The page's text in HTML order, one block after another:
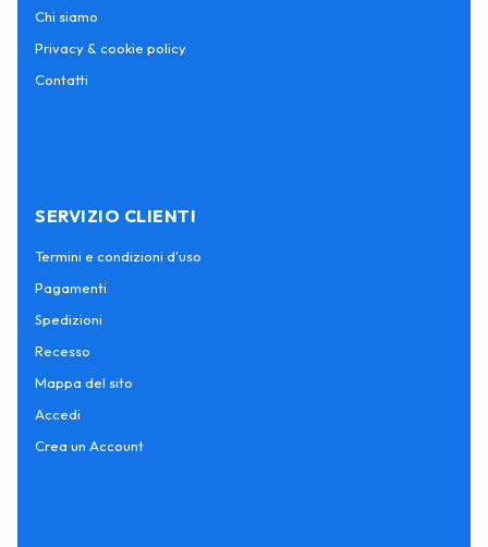
Chi siamo
Privacy & cookie policy
Contatti
SERVIZIO CLIENTI
Termini e condizioni d'uso
Pagamenti
Spedizioni
Recesso
Mappa del sito
Accedi
Crea un Account